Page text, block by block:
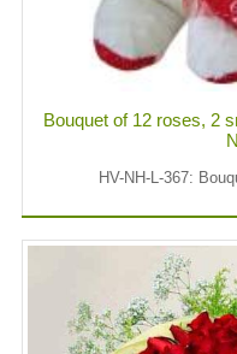
Bouquet of 12 roses, 2
HV-NH-L-367: